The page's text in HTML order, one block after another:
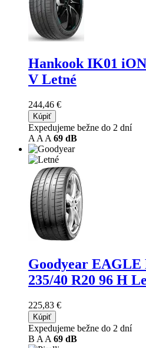
Hankook IK01
V Letné
244,46 €
Kúpiť
Expedujeme bežne do 2 dní
A A A 69 dB
Goodyear EAGLE
235/40 R20 96 H
225,83 €
Kúpiť
Expedujeme bežne do 2 dní
B A A 69 dB